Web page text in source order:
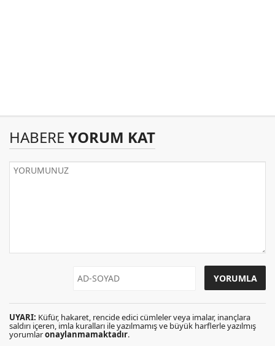
HABERE YORUM KAT
UYARI: Küfür, hakaret, rencide edici cümleler veya imalar, inançlara
saldırı içeren, imla kuralları ile yazılmamış ve büyük harflerle yazılmış
yorumlaronaylanmamaktadır.